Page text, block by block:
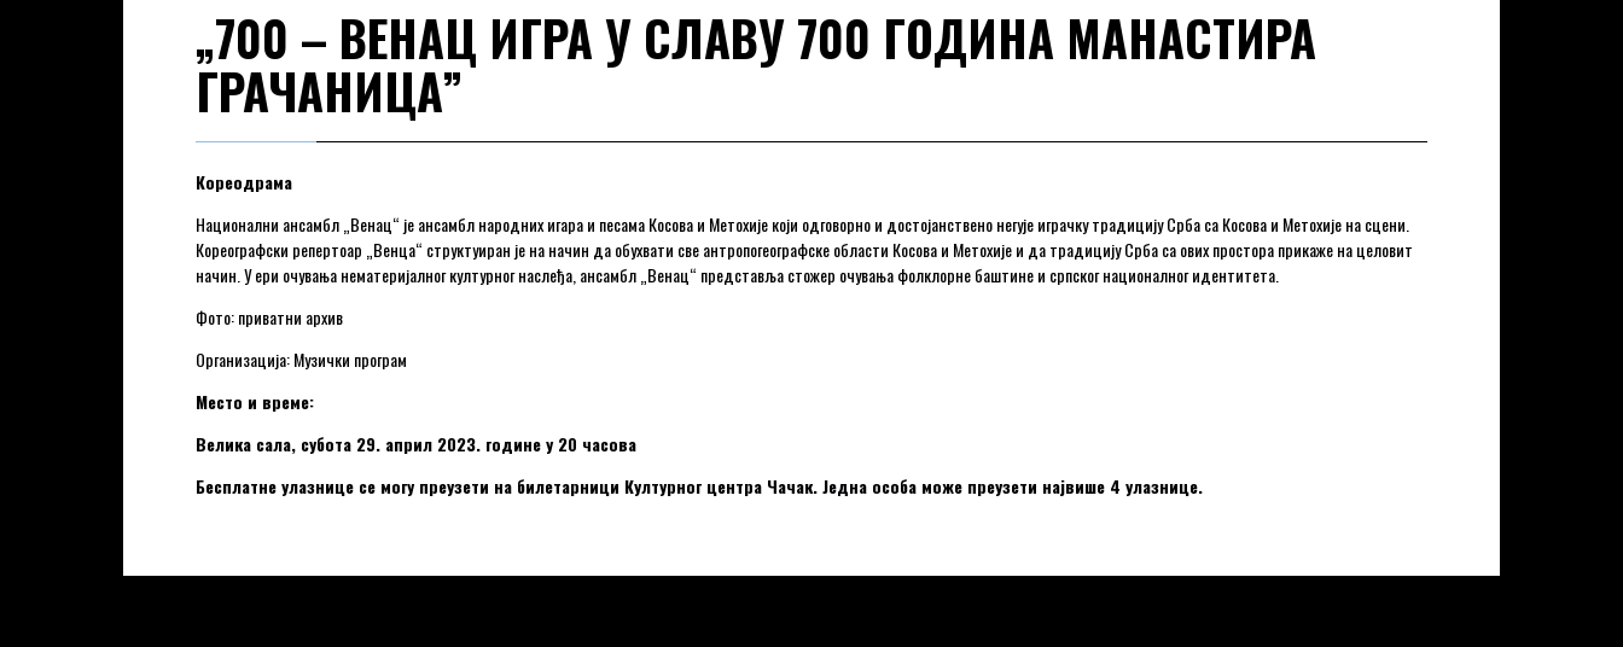
„700 – ВЕНАЦ ИГРА У СЛАВУ 700 ГОДИНА МАНАСТИРА
ГРАЧАНИЦА”
Кореодрама
Национални ансамбл „Венац“ је ансамбл народних игара и песама Косова и Метохије који одговорно и достојанствено негује играчку традицију Срба са Косова и Метохије на сцени.
Кореографски репертоар „Венца“ структуиран је на начин да обухвати све антропогеографске области Косова и Метохије и да традицију Срба са ових простора прикаже на целовит
начин. У ери очувања нематеријалног културног наслеђа, ансамбл „Венац“ представља стожер очувања фолклорне баштине и српског националног идентитета.
Фото: приватни архив
Организација: Музички програм
Место и време:
Велика сала, субота 29. април 2023. године у 20 часова
Бесплатне улазнице се могу преузети на билетарници Културног центра Чачак. Једна особа може преузети највише 4 улазнице.